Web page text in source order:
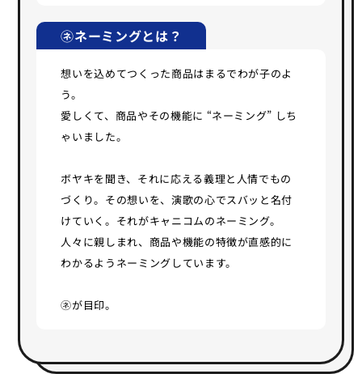
㋧ネーミングとは？
想いを込めてつくった商品はまるでわが子のよ
う。
愛しくて、商品やその機能に “ネーミング” しち
ゃいました。
ボヤキを聞き、それに応える義理と人情でもの
づくり。その想いを、演歌の心でスバッと名付
けていく。それがキャニコムのネーミング。
人々に親しまれ、商品や機能の特徴が直感的に
わかるようネーミングしています。
㋧が目印。